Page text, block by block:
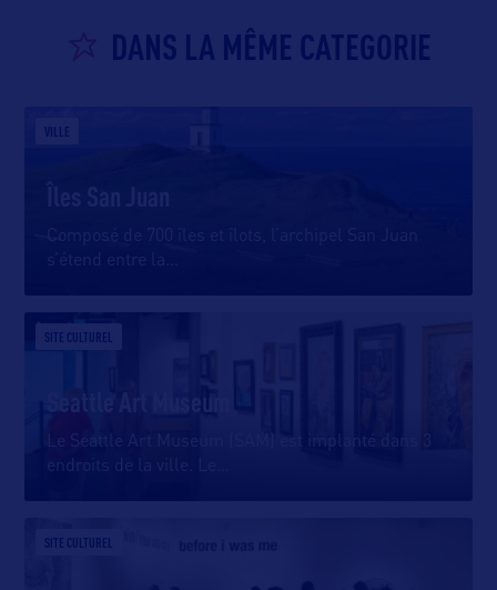
DANS LA MÊME CATEGORIE
VILLE
SITE CULTUREL
Seattle Art Museum
Le Seattle Art Museum (SAM) est implanté dans 3
endroits de la ville. Le
SITE CULTUREL